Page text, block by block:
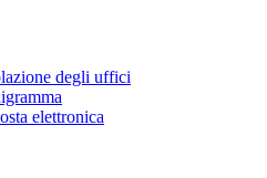
degli uffici
elettronica